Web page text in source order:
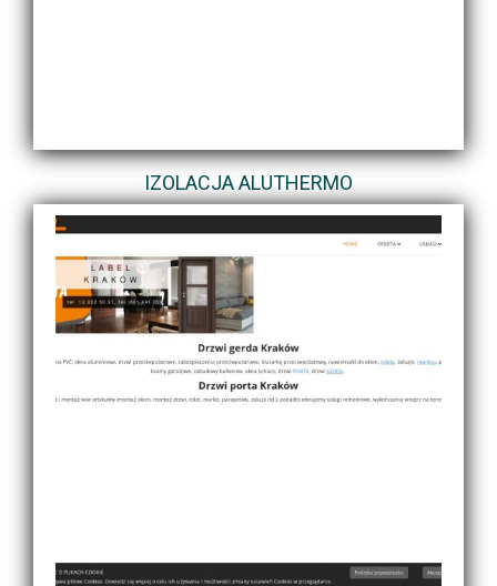
IZOLACJA ALUTHERMO